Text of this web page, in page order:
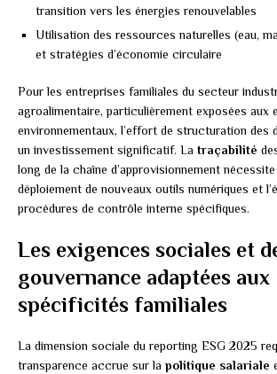
transition vers les énergies renouvelables
Utilisation des ressources naturelles (eau,
et stratégies d’économie circulaire
Pour les entreprises familiales du secteur
agroalimentaire, particulièrement exposées aux
environnementaux, l’effort de structuration des
un investissement significatif. La traçabilité
long de la chaîne d’approvisionnement
déploiement de nouveaux outils numériques et
procédures de contrôle interne spécifiques.
Les exigences sociales et
gouvernance adaptées aux
spécificités familiales
La dimension sociale du reporting ESG 2025
transparence accrue sur la politique salariale